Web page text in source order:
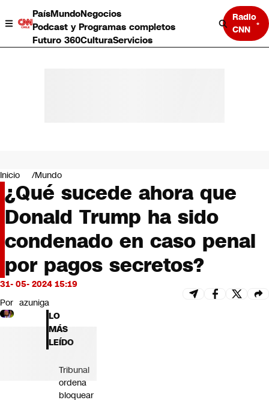
PaísMundoNegocios
Podcast y Programas completos
Futuro 360CulturaServicios
Radio
CNN
Negocios
Deportes
Programas completos
Cultura
Servicios
Bits
CNN tiempo
Futuro 360
Inicio Mundo
¿Qué sucede ahora que
Donald Trump ha sido
condenado en caso penal
por pagos secretos?
31- 05- 2024 15:19
Por azuniga
LO
MÁS
LEÍDO
Tribunal
ordena
bloquear